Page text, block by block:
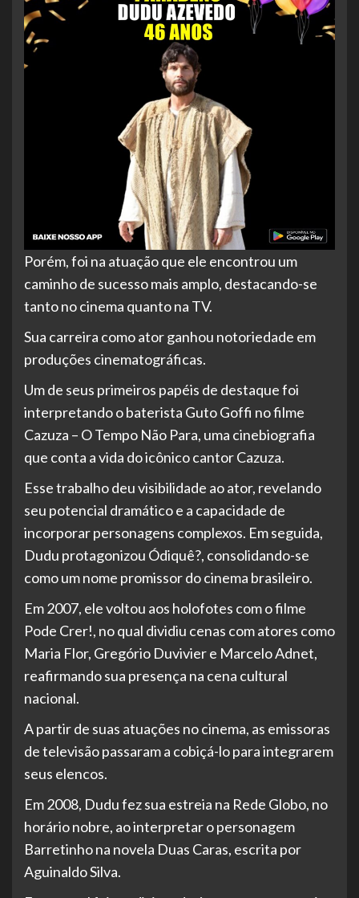
Porém, foi na atuação que ele encontrou um
caminho de sucesso mais amplo, destacando-se
tanto no cinema quanto na TV.
Sua carreira como ator ganhou notoriedade em
produções cinematográficas.
Um de seus primeiros papéis de destaque foi
interpretando o baterista Guto Goffi no filme
Cazuza – O Tempo Não Para, uma cinebiografia
que conta a vida do icônico cantor Cazuza.
Esse trabalho deu visibilidade ao ator, revelando
seu potencial dramático e a capacidade de
incorporar personagens complexos. Em seguida,
Dudu protagonizou Ódiquê?, consolidando-se
como um nome promissor do cinema brasileiro.
Em 2007, ele voltou aos holofotes com o filme
Pode Crer!, no qual dividiu cenas com atores como
Maria Flor, Gregório Duvivier e Marcelo Adnet,
reafirmando sua presença na cena cultural
nacional.
A partir de suas atuações no cinema, as emissoras
de televisão passaram a cobiçá-lo para integrarem
seus elencos.
Em 2008, Dudu fez sua estreia na Rede Globo, no
horário nobre, ao interpretar o personagem
Barretinho na novela Duas Caras, escrita por
Aguinaldo Silva.